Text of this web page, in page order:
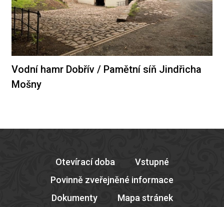
Vodní hamr Dobřív / Pamětní síň Jindřicha
Mošny
Otevírací doba
Vstupné
Povinně zveřejněné informace
Dokumenty
Mapa stránek